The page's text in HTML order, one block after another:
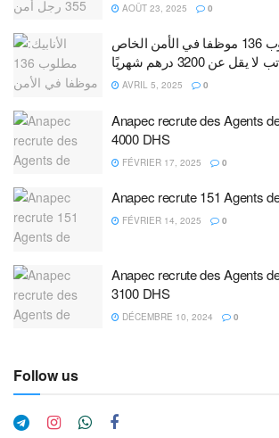
AOÛT 23, 2025 0
الأنابيك: مطلوب 136 موظفا في الأمن الخاص
عن 3200 درهم شهريًا
AVRIL 5, 2025 0
Anapec recrute des Agents
4000 DHS
FÉVRIER 17, 2025 0
Anapec recrute 151 Agents
FÉVRIER 14, 2025 0
Anapec recrute des Agents
3100 DHS
DÉCEMBRE 10, 2024 0
Follow us